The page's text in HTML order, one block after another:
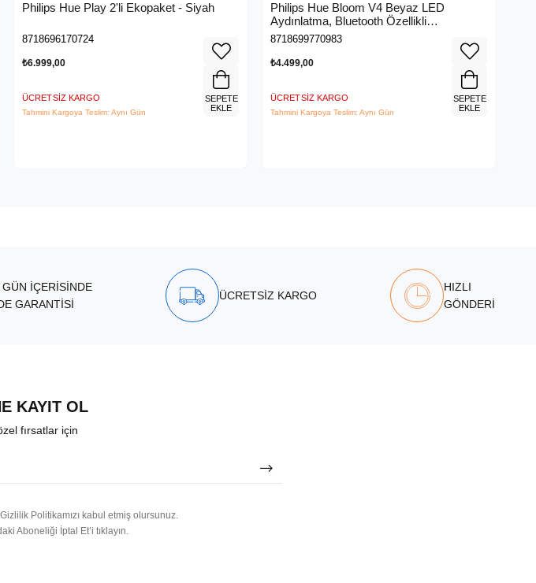
Philips Hue Play 2'li Ekopaket - Siyah
8718696170724
₺6.999,00
ÜCRETSIZ KARGO
Tahmini Kargoya Teslim: Aynı Gün
SEPETE
EKLE
Philips Hue Bloom V4 Beyaz LED
Aydınlatma, Bluetooth Özellikli
929002375901
8718699770983
₺4.499,00
ÜCRETSIZ KARGO
Tahmini Kargoya Teslim: Aynı Gün
SEPETE
EKLE
İÇERİSİNDE
GARANTİSİ
ÜCRETSİZ KARGO
HIZLI
GÖNDERİ
KAYIT OL
fırsatlar için
Politikamızı kabul etmiş olursunuz.
Aboneliği İptal Et’i tıklayın.